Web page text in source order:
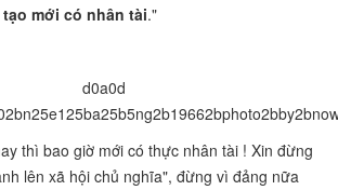
mới có nhân tài."
thì bao giờ mới có thực nhân tài ! Xin đừng
lên xã hội chủ nghĩa", đừng vì đảng nữa